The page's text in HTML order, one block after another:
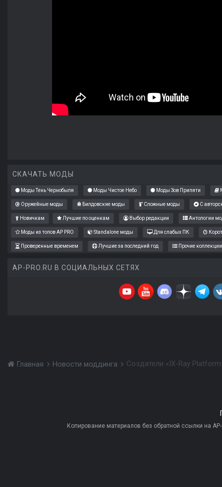
СКАЧАТЬ МОДЫ
Моды Тень Чернобыля Моды Чистое Небо Моды Зов Припяти
Оружейные моды Билдовские моды Сложные моды С
Новичкам Лучшие по оценкам Выбор редакции Антологии
Моды из топов AP PRO Standalone моды Для слабых ПК
Проверенные временем Лучшие за последний год Прочие коллекции
AP-PRO.RU В СОЦИАЛЬНЫХ СЕТЯХ
Главная Новости моддинга Создатели «IX-Ray
Копирование материалов без обратной ссылки на